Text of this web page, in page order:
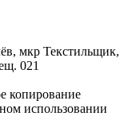
мкр Текстильщик,
021
копирование
использовании